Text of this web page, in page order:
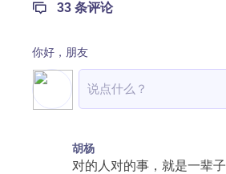
33 条评论
你好， 朋友
胡杨
对的人对的事，就是一辈子